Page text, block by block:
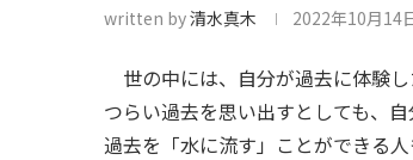
written by清水真木 2022年10月14
世の中には、自分が過去に体験し
つらい過去を思い出すとしても、
過去を「水に流す」ことができる人